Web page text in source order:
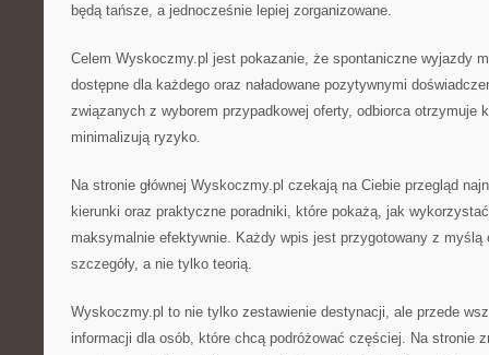
będą tańsze, a jednocześnie lepiej zorganizowane.
Celem Wyskoczmy.pl jest pokazanie, że spontaniczne wyjazdy
dostępne dla każdego oraz naładowane pozytywnymi
związanych z wyborem przypadkowej oferty, odbiorca otrzymuje
minimalizują ryzyko.
Na stronie głównej Wyskoczmy.pl czekają na Ciebie przegląd
kierunki oraz praktyczne poradniki, które pokażą, jak
maksymalnie efektywnie. Każdy wpis jest przygotowany z
szczegóły, a nie tylko teorią.
Wyskoczmy.pl to nie tylko zestawienie destynacji, ale przede
informacji dla osób, które chcą podróżować częściej. Na stronie